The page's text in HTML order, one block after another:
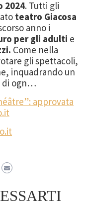
2024. Tutti gli
teatro Giacosa
anno i
per gli adulti e
Come nella
gli spettacoli,
inquadrando un
di ogn…
approvata